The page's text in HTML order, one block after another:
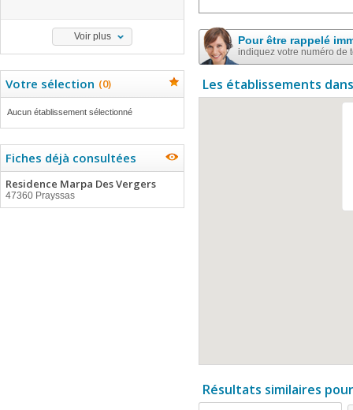
Voir plus
Votre sélection (0)
Aucun établissement sélectionné
Fiches déjà consultées
Residence Marpa Des Vergers
47360 Prayssas
Pour être rappelé
indiquez votre numéro de
Les établissements
Résultats similaires